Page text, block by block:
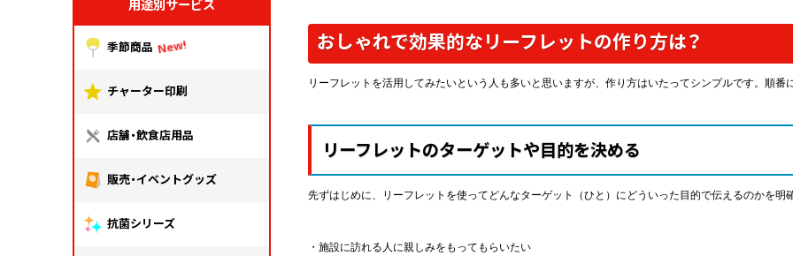
おしゃれで効果的なリーフレットの作り方は？
リーフレットを活用してみたいという人も多いと思いますが、作り方はいたってシンプルです。順番
リーフレットのターゲットや目的を決める
先ずはじめに、リーフレットを使ってどんなターゲット（ひと）にどういった目的で伝えるのかを
・施設に訪れる人に親しみをもってもらいたい
用途別サービス
季節商品
チャーター印刷
店舗・飲食店用品
販売・イベントグッズ
抗菌シリーズ